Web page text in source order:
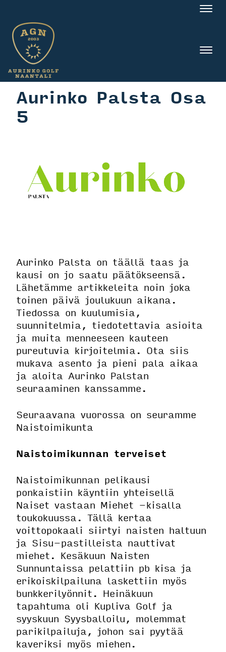
Aurinko Palsta Osa
5
Aurinko Palsta on täällä taas ja
kausi on jo saatu päätökseensä.
Lähetämme artikkeleita noin joka
toinen päivä joulukuun aikana.
Tiedossa on kuulumisia,
suunnitelmia, tiedotettavia asioita
ja muita menneeseen kauteen
pureutuvia kirjoitelmia. Ota siis
mukava asento ja pieni pala aikaa
ja aloita Aurinko Palstan
seuraaminen kanssamme.
Seuraavana vuorossa on seuramme
Naistoimikunta
Naistoimikunnan terveiset
Naistoimikunnan pelikausi
ponkaistiin käyntiin yhteisellä
Naiset vastaan Miehet -kisalla
toukokuussa. Tällä kertaa
voittopokaali siirtyi naisten haltuun
ja Sisu-pastilleista nauttivat
miehet. Kesäkuun Naisten
Sunnuntaissa pelattiin pb kisa ja
erikoiskilpailuna laskettiin myös
bunkkerilyönnit. Heinäkuun
tapahtuma oli Kupliva Golf ja
syyskuun Syysballoilu, molemmat
parikilpailuja, johon sai pyytää
kaveriksi myös miehen.